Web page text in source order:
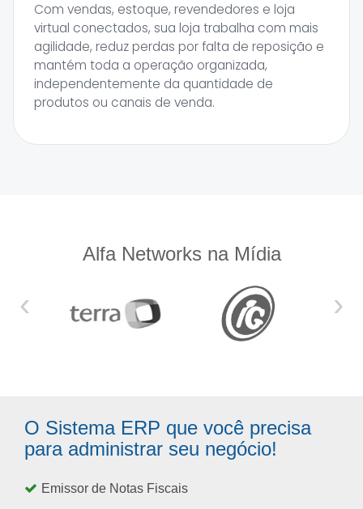
Com vendas, estoque, revendedores e loja
virtual conectados, sua loja trabalha com mais
agilidade, reduz perdas por falta de reposição e
mantém toda a operação organizada,
independentemente da quantidade de
produtos ou canais de venda.
Alfa Networks na Mídia
‹ ›
O Sistema ERP que você precisa
para administrar seu negócio!
Emissor de Notas Fiscais